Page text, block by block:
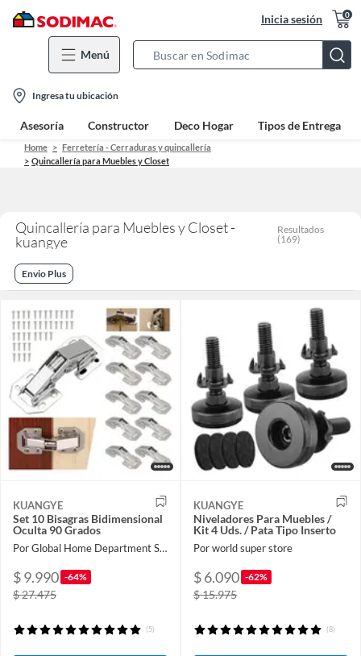
Inicia sesión 0
Menú
Bar
location-
icon
Ingresa tu ubicación
Asesoría Constructor Deco Hogar Tipos de Entrega
Home
Ferretería - Cerraduras y quincallería
Quincallería para Muebles y Closet
Quincallería para Muebles y Closet -
kuangye
Resultados
(169)
Envio Plus
KUANGYE
Set 10 Bisagras Bidimensional
Oculta 90 Grados
Por Global Home Department Store
$ 9.990 -64%
$ 27.475
(5)
KUANGYE
Niveladores Para Muebles /
Kit 4 Uds. / Pata Tipo Inserto
Por world super store
$ 6.090 -62%
$ 15.975
(8)